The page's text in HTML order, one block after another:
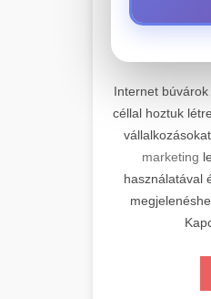
javítási és
szervízt
📊 2.
Internet
céllal hoztuk
marketing
használatával